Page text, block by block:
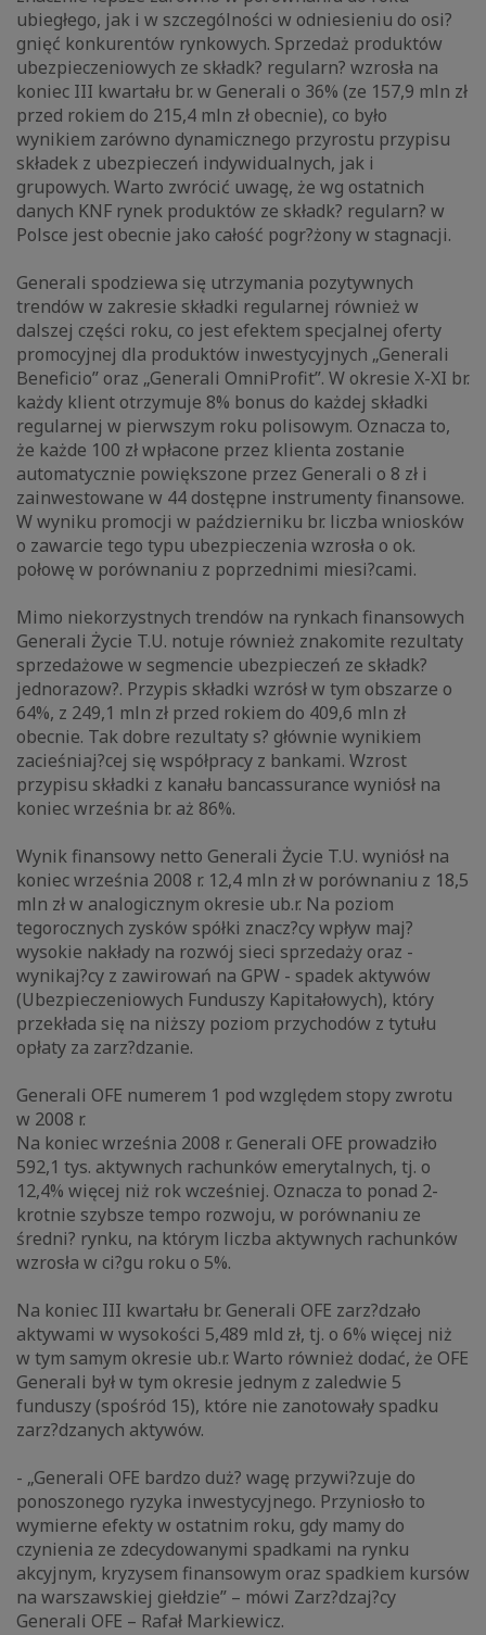
ubiegłego, jak i w szczególności w odniesieniu do osi?
gnięć konkurentów rynkowych. Sprzedaż produktów
ubezpieczeniowych ze składk? regularn? wzrosła na
koniec III kwartału br. w Generali o 36% (ze 157,9 mln zł
przed rokiem do 215,4 mln zł obecnie), co było
wynikiem zarówno dynamicznego przyrostu przypisu
składek z ubezpieczeń indywidualnych, jak i
grupowych. Warto zwrócić uwagę, że wg ostatnich
danych KNF rynek produktów ze składk? regularn? w
Polsce jest obecnie jako całość pogr?żony w stagnacji.
Generali spodziewa się utrzymania pozytywnych
trendów w zakresie składki regularnej również w
dalszej części roku, co jest efektem specjalnej oferty
promocyjnej dla produktów inwestycyjnych „Generali
Beneficio” oraz „Generali OmniProfit”. W okresie X-XI br.
każdy klient otrzymuje 8% bonus do każdej składki
regularnej w pierwszym roku polisowym. Oznacza to,
że każde 100 zł wpłacone przez klienta zostanie
automatycznie powiększone przez Generali o 8 zł i
zainwestowane w 44 dostępne instrumenty finansowe.
W wyniku promocji w październiku br. liczba wniosków
o zawarcie tego typu ubezpieczenia wzrosła o ok.
połowę w porównaniu z poprzednimi miesi?cami.
Mimo niekorzystnych trendów na rynkach finansowych
Generali Życie T.U. notuje również znakomite rezultaty
sprzedażowe w segmencie ubezpieczeń ze składk?
jednorazow?. Przypis składki wzrósł w tym obszarze o
64%, z 249,1 mln zł przed rokiem do 409,6 mln zł
obecnie. Tak dobre rezultaty s? głównie wynikiem
zacieśniaj?cej się współpracy z bankami. Wzrost
przypisu składki z kanału bancassurance wyniósł na
koniec września br. aż 86%.
Wynik finansowy netto Generali Życie T.U. wyniósł na
koniec września 2008 r. 12,4 mln zł w porównaniu z 18,5
mln zł w analogicznym okresie ub.r. Na poziom
tegorocznych zysków spółki znacz?cy wpływ maj?
wysokie nakłady na rozwój sieci sprzedaży oraz -
wynikaj?cy z zawirowań na GPW - spadek aktywów
(Ubezpieczeniowych Funduszy Kapitałowych), który
przekłada się na niższy poziom przychodów z tytułu
opłaty za zarz?dzanie.
Generali OFE numerem 1 pod względem stopy zwrotu
w 2008 r.
Na koniec września 2008 r. Generali OFE prowadziło
592,1 tys. aktywnych rachunków emerytalnych, tj. o
12,4% więcej niż rok wcześniej. Oznacza to ponad 2-
krotnie szybsze tempo rozwoju, w porównaniu ze
średni? rynku, na którym liczba aktywnych rachunków
wzrosła w ci?gu roku o 5%.
Na koniec III kwartału br. Generali OFE zarz?dzało
aktywami w wysokości 5,489 mld zł, tj. o 6% więcej niż
w tym samym okresie ub.r. Warto również dodać, że OFE
Generali był w tym okresie jednym z zaledwie 5
funduszy (spośród 15), które nie zanotowały spadku
zarz?dzanych aktywów.
- „Generali OFE bardzo duż? wagę przywi?zuje do
ponoszonego ryzyka inwestycyjnego. Przyniosło to
wymierne efekty w ostatnim roku, gdy mamy do
czynienia ze zdecydowanymi spadkami na rynku
akcyjnym, kryzysem finansowym oraz spadkiem kursów
na warszawskiej giełdzie” – mówi Zarz?dzaj?cy
Generali OFE – Rafał Markiewicz.